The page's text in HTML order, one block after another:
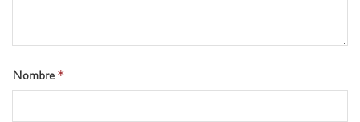
Nombre *